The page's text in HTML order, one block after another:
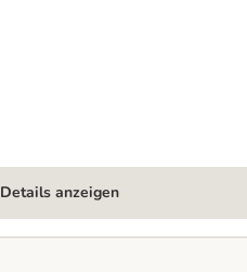
Details anzeigen